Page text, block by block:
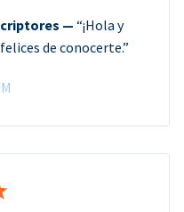
— “¡Hola y
de conocerte.”